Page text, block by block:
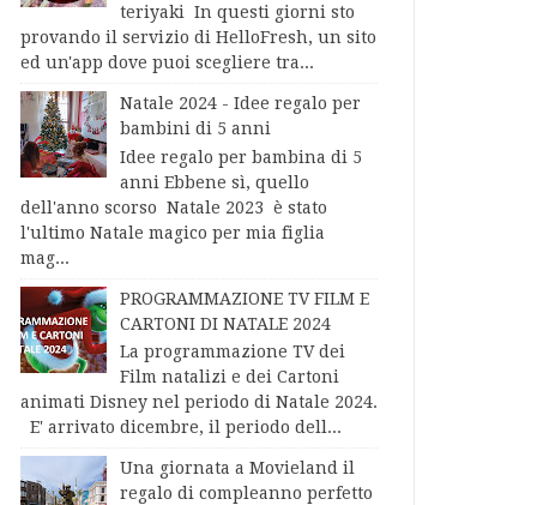
teriyaki In questi giorni sto
provando il servizio di HelloFresh, un sito
ed un'app dove puoi scegliere tra...
Natale 2024 - Idee regalo per
bambini di 5 anni
Idee regalo per bambina di 5
anni Ebbene sì, quello
dell'anno scorso Natale 2023 è stato
l'ultimo Natale magico per mia figlia
mag...
PROGRAMMAZIONE TV FILM E
CARTONI DI NATALE 2024
La programmazione TV dei
Film natalizi e dei Cartoni
animati Disney nel periodo di Natale 2024.
E' arrivato dicembre, il periodo dell...
Una giornata a Movieland il
regalo di compleanno perfetto